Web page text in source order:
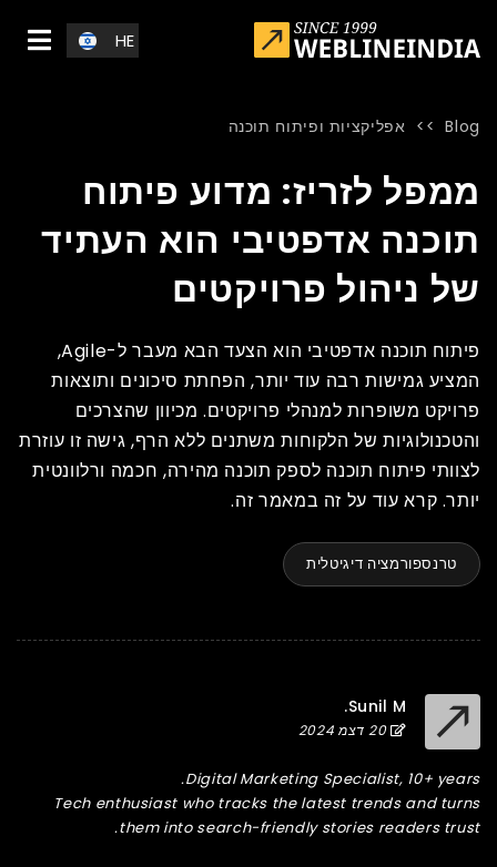
HE
Blog
>> אפליקציות ופיתוח תוכנה
ממפל לזריז: מדוע פיתוח
תוכנה אדפטיבי הוא העתיד
של ניהול פרויקטים
פיתוח תוכנה אדפטיבי הוא הצעד הבא מעבר ל-Agile,
המציע גמישות רבה עוד יותר, הפחתת סיכונים ותוצאות
פרויקט משופרות למנהלי פרויקטים. מכיוון שהצרכים
והטכנולוגיות של הלקוחות משתנים ללא הרף, גישה זו עוזרת
לצוותי פיתוח תוכנה לספק תוכנה מהירה, חכמה ורלוונטית
יותר. קרא עוד על זה במאמר זה.
טרנספורמציה דיגיטלית
Sunil M.
20 דצמ 2024
Digital Marketing Specialist, 10+ years.
Tech enthusiast who tracks the latest trends and turns
them into search-friendly stories readers trust.